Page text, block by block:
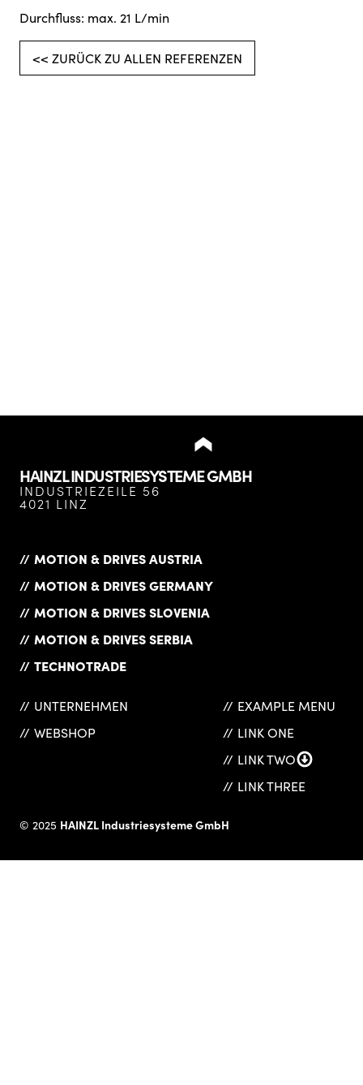
Durchfluss: max. 21 L/min
<< ZURÜCK ZU ALLEN REFERENZEN
HAINZL INDUSTRIESYSTEME GMBH
INDUSTRIEZEILE 56
4021 LINZ
MOTION & DRIVES AUSTRIA
MOTION & DRIVES GERMANY
MOTION & DRIVES SLOVENIA
MOTION & DRIVES SERBIA
TECHNOTRADE
UNTERNEHMEN
WEBSHOP
EXAMPLE MENU
LINK ONE
LINK TWO
LINK THREE
© 2025 HAINZL Industriesysteme GmbH